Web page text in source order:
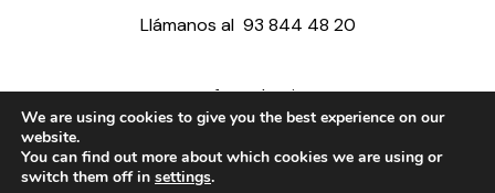
Llámanos al 93 844 48 20
ventas@fenoplastica.com
export@fenoplastica.com
We are using cookies to give you the best experience on our
website.
You can find out more about which cookies we are using or
switch them off in settings.